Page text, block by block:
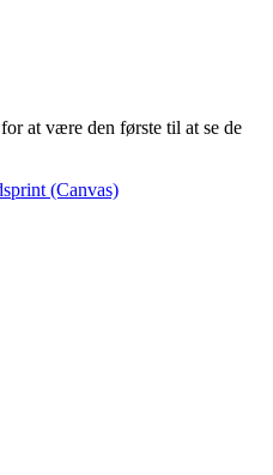
for at være den første til at se de